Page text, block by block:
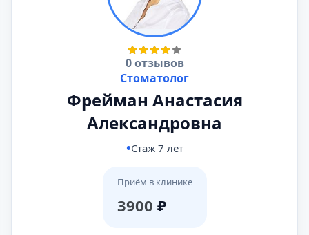
0 отзывов
Стоматолог
Фрейман Анастасия
Александровна
Стаж 7 лет
Приём в клинике
3900 ₽